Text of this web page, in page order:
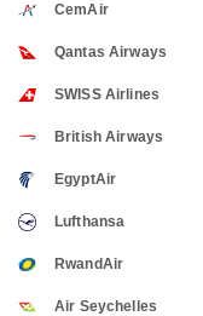
CemAir
Qantas Airways
SWISS Airlines
British Airways
EgyptAir
Lufthansa
RwandAir
Air Seychelles